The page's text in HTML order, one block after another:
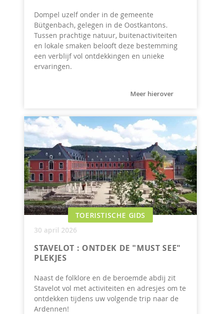
Dompel uzelf onder in de gemeente
Bütgenbach, gelegen in de Oostkantons.
Tussen prachtige natuur, buitenactiviteiten
en lokale smaken belooft deze bestemming
een verblijf vol ontdekkingen en unieke
ervaringen.
Meer hierover
TOERISTISCHE GIDS
30 april 2026
STAVELOT : ONTDEK DE "MUST SEE"
PLEKJES
Naast de folklore en de beroemde abdij zit
Stavelot vol met activiteiten en adresjes om te
ontdekken tijdens uw volgende trip naar de
Ardennen!